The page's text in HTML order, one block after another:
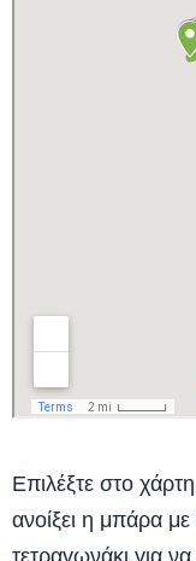
Επιλέξτε στο
ανοίξει η μπάρα